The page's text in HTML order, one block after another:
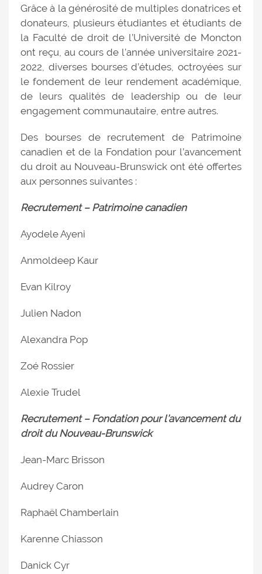
Grâce à la générosité de multiples donatrices et
donateurs, plusieurs étudiantes et étudiants de
la Faculté de droit de l’Université de Moncton
ont reçu, au cours de l’année universitaire 2021-
2022, diverses bourses d’études, octroyées sur
le fondement de leur rendement académique,
de leurs qualités de leadership ou de leur
engagement communautaire, entre autres.
Des bourses de recrutement de Patrimoine
canadien et de la Fondation pour l’avancement
du droit au Nouveau-Brunswick ont été offertes
aux personnes suivantes :
Recrutement – Patrimoine canadien
Ayodele Ayeni
Anmoldeep Kaur
Evan Kilroy
Julien Nadon
Alexandra Pop
Zoé Rossier
Alexie Trudel
Recrutement – Fondation pour l’avancement du
droit du Nouveau-Brunswick
Jean-Marc Brisson
Audrey Caron
Raphaël Chamberlain
Karenne Chiasson
Danick Cyr